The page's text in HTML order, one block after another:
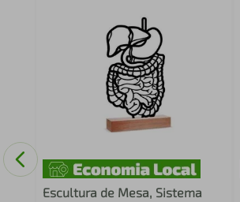
Escultura de Mesa, Sistema